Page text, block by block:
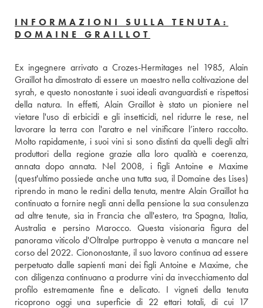
INFORMAZIONI SULLA TENUTA:
DOMAINE GRAILLOT
Ex ingegnere arrivato a Crozes-Hermitages nel 1985, Alain
Graillot ha dimostrato di essere un maestro nella coltivazione del
syrah, e questo nonostante i suoi ideali avanguardisti e rispettosi
della natura. In effetti, Alain Graillot è stato un pioniere nel
vietare l'uso di erbicidi e gli insetticidi, nel ridurre le rese, nel
lavorare la terra con l'aratro e nel vinificare l’intero raccolto.
Molto rapidamente, i suoi vini si sono distinti da quelli degli altri
produttori della regione grazie alla loro qualità e coerenza,
annata dopo annata. Nel 2008, i figli Antoine e Maxime
(quest'ultimo possiede anche una tutta sua, il Domaine des Lises)
riprendo in mano le redini della tenuta, mentre Alain Graillot ha
continuato a fornire negli anni della pensione la sua consulenza
ad altre tenute, sia in Francia che all'estero, tra Spagna, Italia,
Australia e persino Marocco. Questa visionaria figura del
panorama viticolo d'Oltralpe purtroppo è venuta a mancare nel
corso del 2022. Ciononostante, il suo lavoro continua ad essere
perpetuato dalle sapienti mani dei figli Antoine e Maxime, che
con diligenza continuano a produrre vini da invecchiamento dal
profilo estremamente fine e delicato. I vigneti della tenuta
ricoprono oggi una superficie di 22 ettari totali, di cui 17